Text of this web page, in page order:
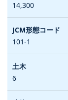
14,300
101-1
6